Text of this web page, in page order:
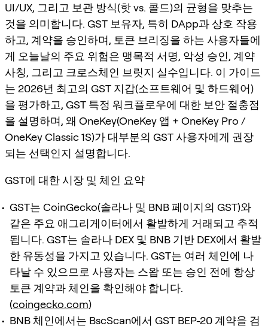
UI/UX, 그리고 보관 방식(핫 vs. 콜드)의 균형을 맞추는
것을 의미합니다. GST 보유자, 특히 DApp과 상호 작용
하고, 계약을 승인하며, 토큰 브리징을 하는 사용자들에
게 오늘날의 주요 위험은 맹목적 서명, 악성 승인, 계약
사칭, 그리고 크로스체인 브릿지 실수입니다. 이 가이드
는 2026년 최고의 GST 지갑(소프트웨어 및 하드웨어)
을 평가하고, GST 특정 워크플로우에 대한 보안 절충점
을 설명하며, 왜 OneKey(OneKey 앱 + OneKey Pro /
OneKey Classic 1S)가 대부분의 GST 사용자에게 권장
되는 선택인지 설명합니다.
GST에 대한 시장 및 체인 요약
GST는 CoinGecko(솔라나 및 BNB 페이지의 GST)와
같은 주요 애그리게이터에서 활발하게 거래되고 추적
됩니다. GST는 솔라나 DEX 및 BNB 기반 DEX에서 활발
한 유동성을 가지고 있습니다. GST는 여러 체인에 나
타날 수 있으므로 사용자는 스왑 또는 승인 전에 항상
토큰 계약과 체인을 확인해야 합니다.
(coingecko.com)
BNB 체인에서는 BscScan에서 GST BEP-20 계약을 검